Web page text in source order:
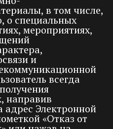
в том числе,
о специальных
мероприятиях,
и
всегда
направив
адрес Электронной
«Отказ от